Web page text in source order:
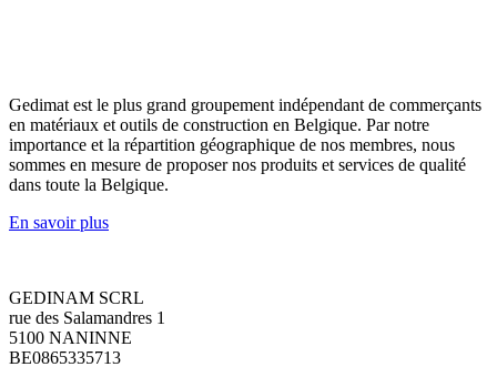
Gedimat est le plus grand groupement indépendant de commerçants
en matériaux et outils de construction en Belgique. Par notre
importance et la répartition géographique de nos membres, nous
sommes en mesure de proposer nos produits et services de qualité
dans toute la Belgique.
En savoir plus
GEDINAM SCRL
rue des Salamandres 1
5100 NANINNE
BE0865335713